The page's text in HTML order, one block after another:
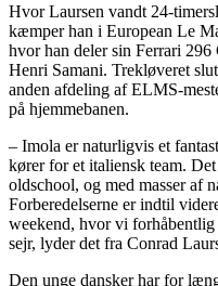
Hvor Laursen vandt 24-
kæmper han i European Le
hvor han deler sin Ferrari
Henri Samani. Trekløveret
anden afdeling af ELMS-
på hjemmebanen.
– Imola er naturligvis et
kører for et italiensk team.
oldschool, og med masser af
Forberedelserne er indtil
weekend, hvor vi
sejr, lyder det fra Conrad
Den unge dansker har for